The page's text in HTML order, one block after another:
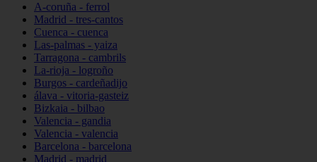
A-coruña - ferrol
Madrid - tres-cantos
Cuenca - cuenca
Las-palmas - yaiza
Tarragona - cambrils
La-rioja - logroño
Burgos - cardeñadijo
álava - vitoria-gasteiz
Bizkaia - bilbao
Valencia - gandia
Valencia - valencia
Barcelona - barcelona
Madrid - madrid